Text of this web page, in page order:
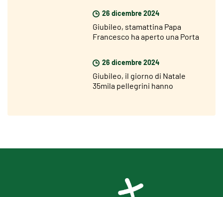
26 dicembre 2024
Giubileo, stamattina Papa
Francesco ha aperto una Porta
26 dicembre 2024
Giubileo, il giorno di Natale
35mila pellegrini hanno